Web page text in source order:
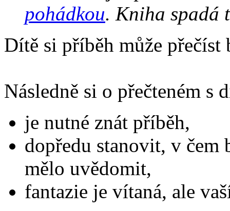
pohádkou. Kniha spadá
Dítě si příběh může přečíst
Následně si o přečteném s
je nutné znát příběh,
dopředu stanovit, v
mělo uvědomit,
fantazie je vítaná, ale